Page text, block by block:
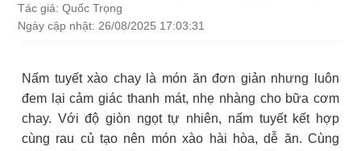
Tác giả: Quốc Trọng
Ngày cập nhật: 26/08/2025 17:03:31
Nấm tuyết xào chay là món ăn đơn giản nhưng luôn
đem lại cảm giác thanh mát, nhẹ nhàng cho bữa cơm
chay. Với độ giòn ngọt tự nhiên, nấm tuyết kết hợp
cùng rau củ tạo nên món xào hài hòa, dễ ăn. Cùng